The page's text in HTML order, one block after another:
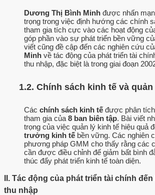
Dương Thị Bình Minh được nhấn
trọng trong việc định hướng các chính
tham gia tích cực vào các hoạt động
góp phần vào sự phát triển bền vững
viết cũng đề cập đến các nghiên cứu
Minh về tác động của phát triển tài
thu nhập, đặc biệt là trong giai đoạn
1.2. Chính sách kinh tế và
Các chính sách kinh tế được phân
tham gia của 8 ban biên tập. Bài viết
trọng của việc quản lý kinh tế hiệu quả
trưởng kinh tế bền vững. Các nghiên
phương pháp GMM cho thấy rằng các
cần được điều chỉnh để giảm bất bình
thúc đẩy phát triển kinh tế toàn diện.
II. Tác động của phát triển tài chính
thu nhập